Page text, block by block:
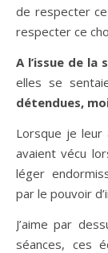
de respecter
respecter ce
A l’issue de la
elles se
détendues,
Lorsque je leur
avaient vécu
léger
par le pouvoir
J’aime par
séances, ces